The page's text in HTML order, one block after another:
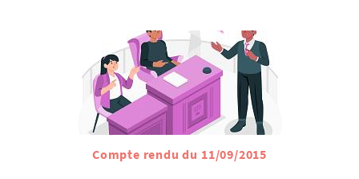
Compte rendu du 11/09/2015